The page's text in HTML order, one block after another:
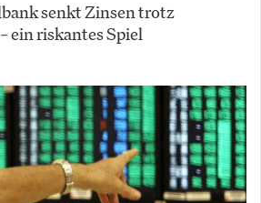
senkt Zinsen trotz
ein riskantes Spiel